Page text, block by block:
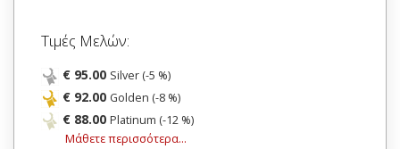
Τιμές Μελών:
€ 95.00 Silver (-5 %)
€ 92.00 Golden (-8 %)
€ 88.00 Platinum (-12 %)
Μάθετε περισσότερα...